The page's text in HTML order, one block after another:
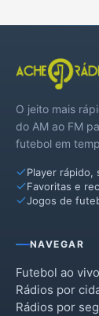
O jeito mais
do AM ao FM
futebol em
Player rápido,
Favoritas e
Jogos de
NAVEGAR
Futebol ao vivo
Rádios por
Rádios por